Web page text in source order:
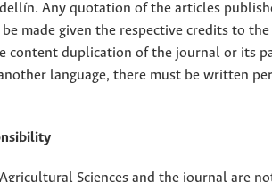
Any quotation of the articles
made given the respective credits to
content duplication of the journal or its
language, there must be written
Sciences and the journal are